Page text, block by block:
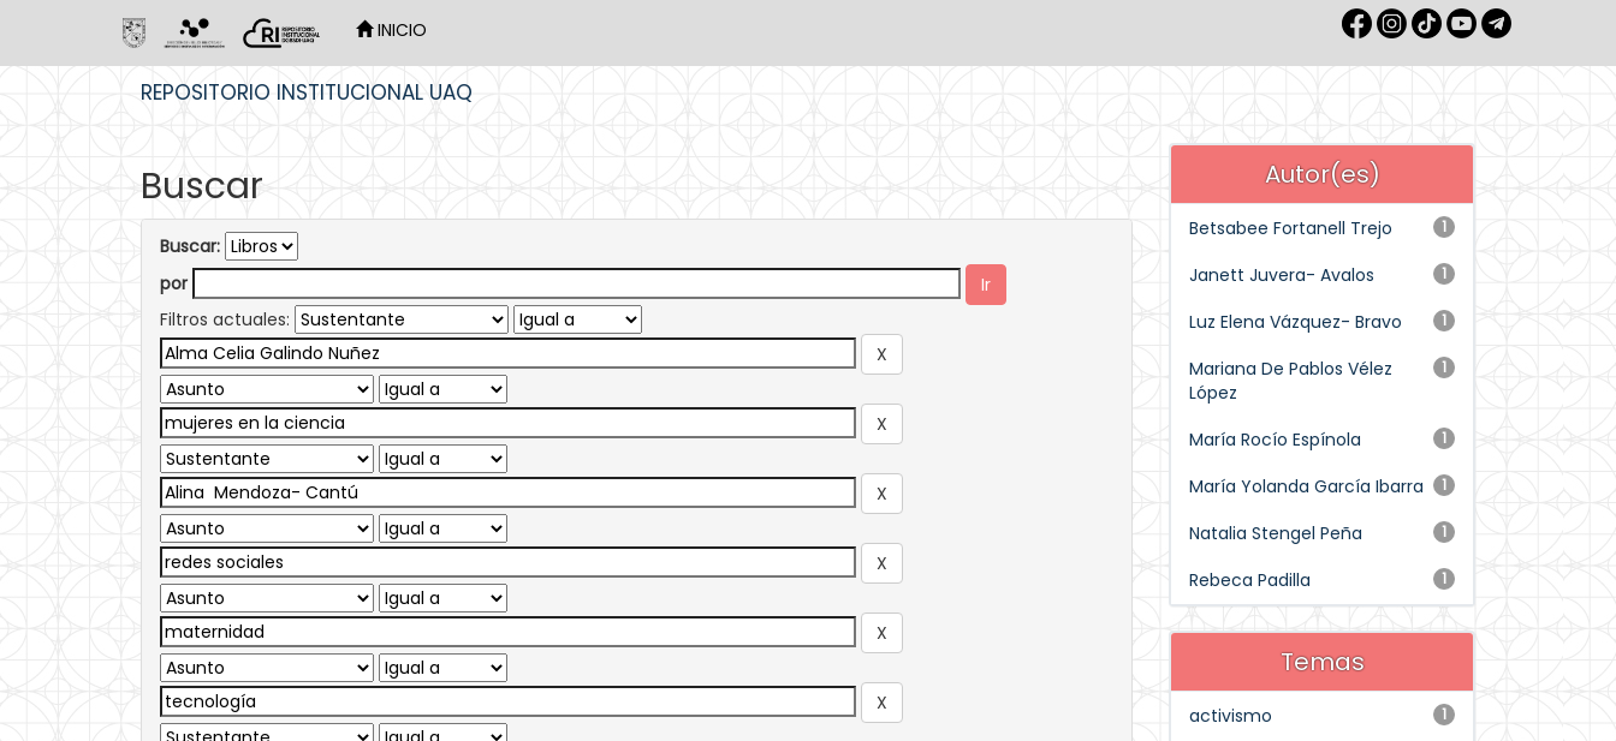
INICIO
REPOSITORIO INSTITUCIONAL UAQ
Buscar
Buscar:
por
Filtros actuales:
Autor(es)
1
Betsabee Fortanell Trejo
1
Janett Juvera- Avalos
1
Luz Elena Vázquez- Bravo
1
Mariana De Pablos Vélez
López
1
María Rocío Espínola
1
María Yolanda García Ibarra
1
Natalia Stengel Peña
1
Rebeca Padilla
Temas
1
activismo